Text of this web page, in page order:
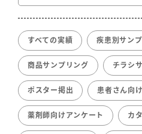
すべての実績 疾患別サン
商品サンプリング チラシ
ポスター掲出 患者さん向
薬剤師向けアンケート カ